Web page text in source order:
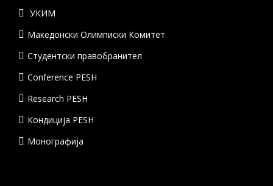
УКИМ
Македонски Олимписки Комитет
Студентски правобранител
Conference PESH
Research PESH
Кондиција PESH
Монографија